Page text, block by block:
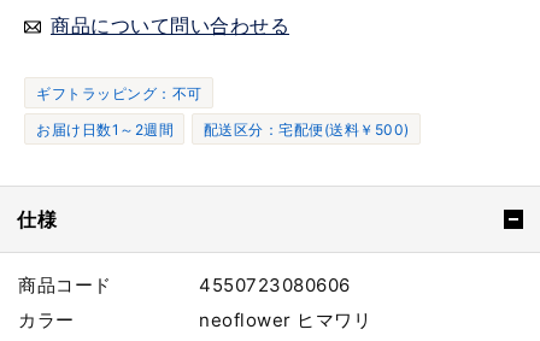
商品について問い合わせる
ギフトラッピング：不可
お届け日数1～2週間
配送区分：宅配便(送料￥500)
仕様
商品コード
4550723080606
カラー
neoflower ヒマワリ